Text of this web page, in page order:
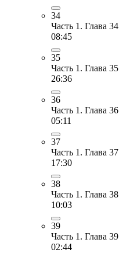
34
Часть 1. Глава 34
08:45
35
Часть 1. Глава 35
26:36
36
Часть 1. Глава 36
05:11
37
Часть 1. Глава 37
17:30
38
Часть 1. Глава 38
10:03
39
Часть 1. Глава 39
02:44